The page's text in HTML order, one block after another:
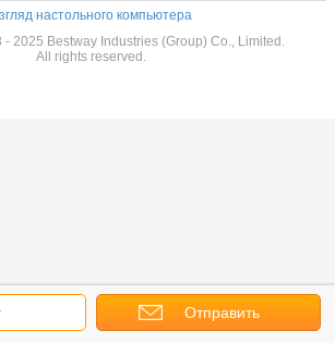
Отправить
настольного компьютера
2025 Bestway Industries (Group) Co., Limited.
All rights reserved.